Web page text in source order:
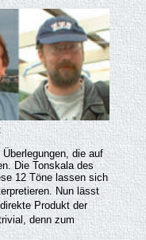
die auf
Die Tonskala des
12 Töne lassen sich
Nun lässt
Produkt der
denn zum